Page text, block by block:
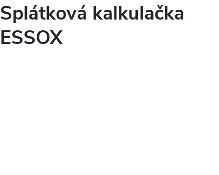
Splátková kalkulačka
ESSOX